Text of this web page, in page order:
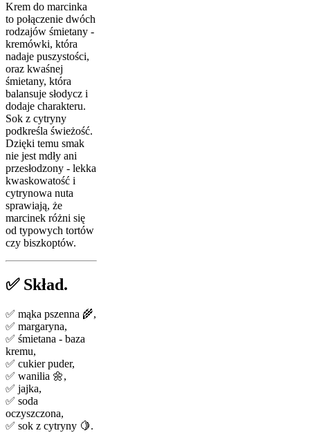
Krem do marcinka
to połączenie dwóch
rodzajów śmietany -
kremówki, która
nadaje puszystości,
oraz kwaśnej
śmietany, która
balansuje słodycz i
dodaje charakteru.
Sok z cytryny
podkreśla świeżość.
Dzięki temu smak
nie jest mdły ani
przesłodzony - lekka
kwaskowatość i
cytrynowa nuta
sprawiają, że
marcinek różni się
od typowych tortów
czy biszkoptów.
✅ Skład.
✅ mąka pszenna 🌾,
✅ margaryna,
✅ śmietana - baza
kremu,
✅ cukier puder,
✅ wanilia 🌼,
✅ jajka,
✅ soda
oczyszczona,
✅ sok z cytryny 🍋.